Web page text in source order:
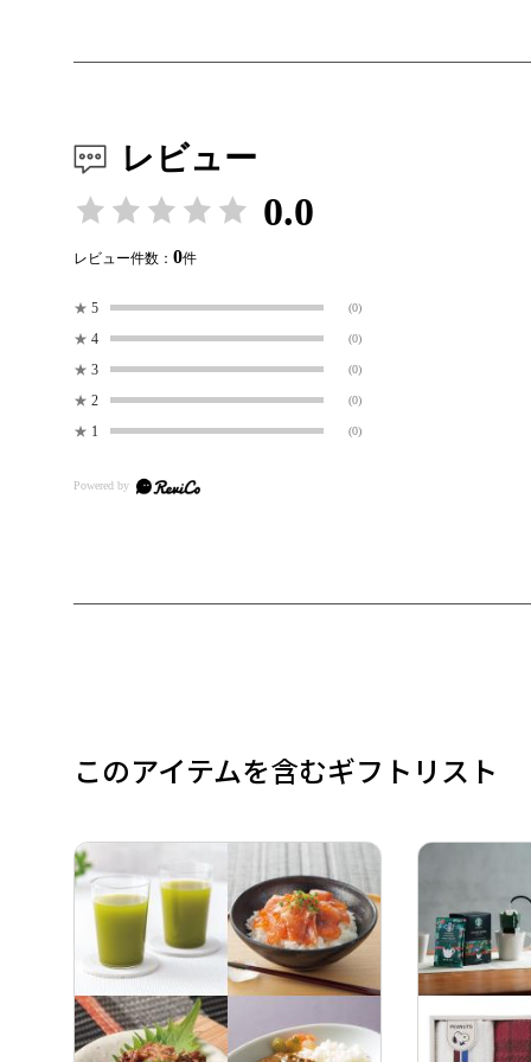
レビュー
0.0
レビュー件数： 0件
★ 5 (0)
★ 4 (0)
★ 3 (0)
★ 2 (0)
★ 1 (0)
このアイテムを含むギフトリスト